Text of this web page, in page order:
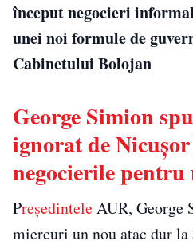
început negocieri
unei noi formule de
Cabinetului Bolojan
George Simion
ignorat de
negocierile
PreședinteleAUR, George
miercuri un nou atac dur la